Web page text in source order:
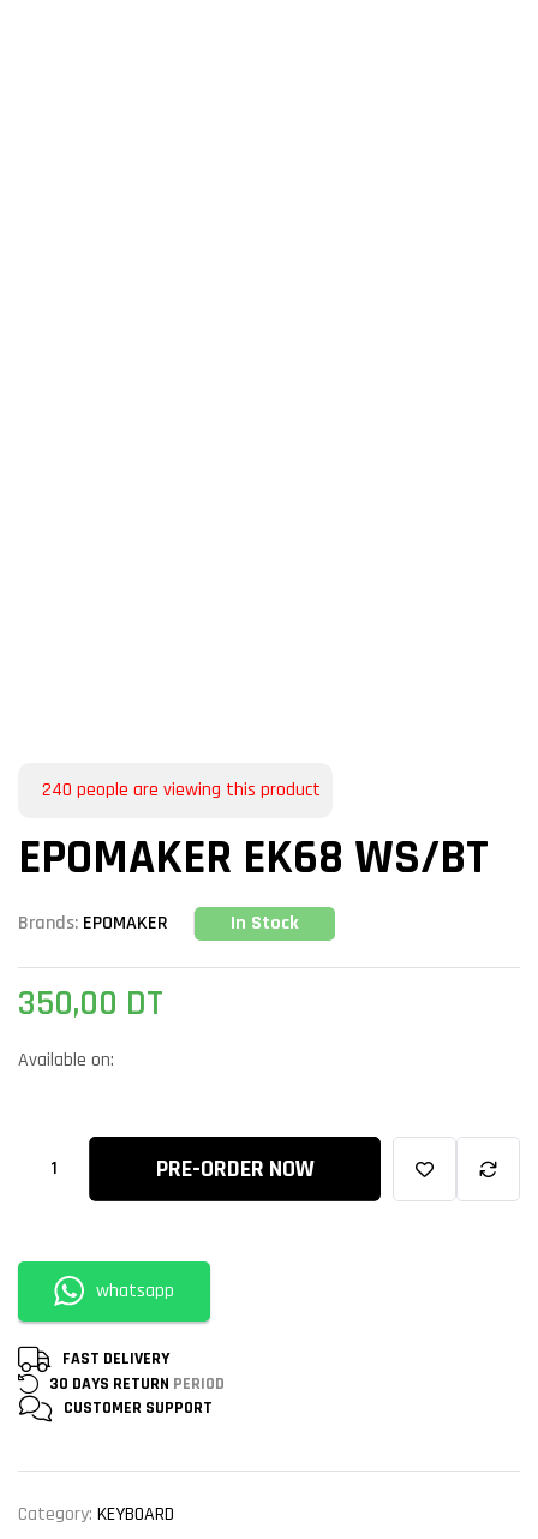
240 people are viewing this product
EPOMAKER EK68 WS/BT
Brands: EPOMAKER In Stock
350,00 DT
Available on:
PRE-ORDER NOW
whatsapp
FAST DELIVERY
30 DAYS RETURN PERIOD
CUSTOMER SUPPORT
Category: KEYBOARD